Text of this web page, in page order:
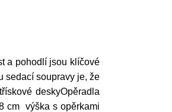
a pohodlí jsou klíčové
sedací soupravy je, že
deskyOpěradla
cm výška s opěrkami